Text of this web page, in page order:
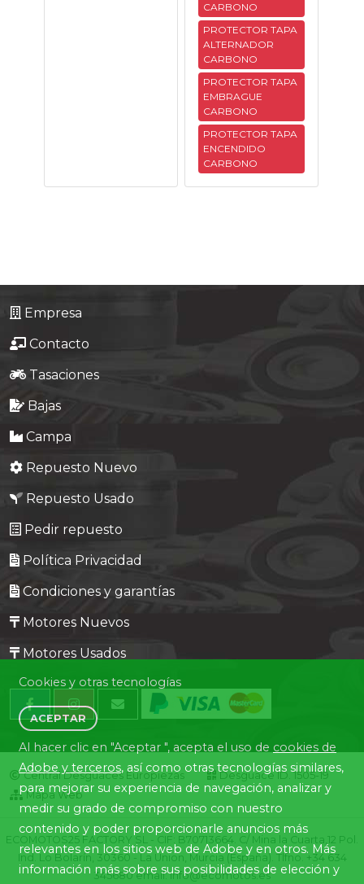
CARBONO
PROTECTOR TAPA
ALTERNADOR
CARBONO
PROTECTOR TAPA
EMBRAGUE
CARBONO
PROTECTOR TAPA
ENCENDIDO
CARBONO
Empresa
Contacto
Tasaciones
Bajas
Campa
Repuesto Nuevo
Repuesto Usado
Pedir repuesto
Política Privacidad
Condiciones y garantías
Motores Nuevos
Motores Usados
Central Desguaces Europiezas
Desguace ID. 1505-19
Mapa Web
ECOMOTOS25 FACTORY SL - CIF: B70713664. C/ Mina la Cuarta,12 Pol.
Ind. Lo Bolarín, 30360 - La Union, Murcia (España). Tlfno. +34 634
345680 email: info@ecomotos.es
Cookies y otras tecnologías
ACEPTAR
Al hacer clic en "Aceptar ", acepta el uso de cookies de
Adobe y terceros, así como otras tecnologías similares,
para mejorar su experiencia de navegación, analizar y
medir su grado de compromiso con nuestro
contenido y poder proporcionarle anuncios más
relevantes en los sitios web de Adobe y en otros. Más
información más sobre sus posibilidades de elección y